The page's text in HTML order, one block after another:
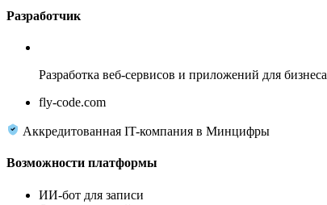
Разработчик
Разработка веб-сервисов и приложений для бизнеса
fly-code.com
Аккредитованная IT-компания в Минцифры
Возможности платформы
ИИ-бот для записи